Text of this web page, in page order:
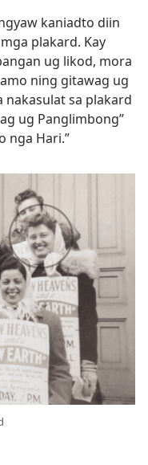
kaniadto diin
plakard. Kay
ug likod, mora
ning gitawag ug
nakasulat sa plakard
ug Panglimbong”
nga Hari.”